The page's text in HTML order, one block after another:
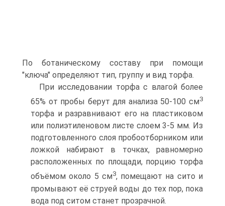
По ботаническому составу при помощи
"ключа" определяют тип, группу и вид торфа.
При исследовании торфа с влагой более
65% от пробы берут для анализа 50-100 см3
торфа и разравнивают его на пластиковом
или полиэтиленовом листе слоем 3-5 мм. Из
подготовленного слоя пробоотборником или
ложкой набирают в точках, равномерно
расположенных по площади, порцию торфа
объёмом около 5 см3, помещают на сито и
промывают её струей воды до тех пор, пока
вода под ситом станет прозрачной.